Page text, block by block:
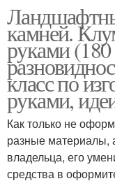
камней.
руками
класс по
руками,
Как только не
разные материалы,
владельца, его
средства в